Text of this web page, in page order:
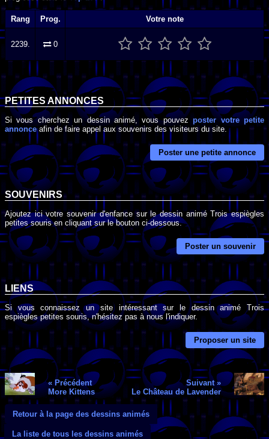
Rang Prog. Votre note
2239. 0
PETITES ANNONCES
Si vous cherchez un dessin animé, vous pouvezposter votre petite
annonceafin de faire appel aux souvenirs des visiteurs du site.
Poster une petite annonce
SOUVENIRS
Ajoutez ici votre souvenir d'enfance sur le dessin animé Trois espiègles
petites souris en cliquant sur le bouton ci-dessous.
Poster un souvenir
LIENS
Si vous connaissez un site intéressant sur le dessin animé Trois
espiègles petites souris, n'hésitez pas à nous l'indiquer.
Proposer un site
« Précédent
More Kittens
Suivant »
Le Château de Lavender
Retour à la page des dessins animés
La liste de tous les dessins animés